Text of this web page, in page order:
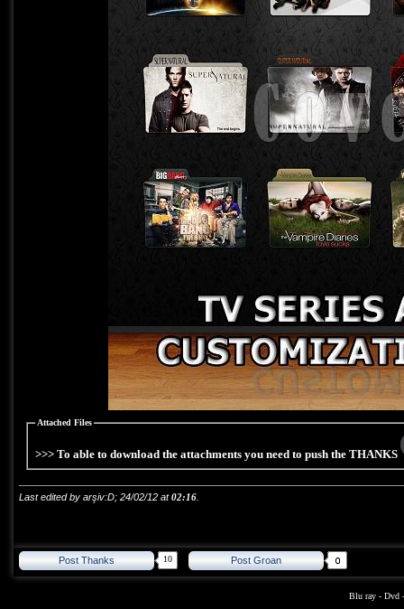
Attached Files
>>> To able to download the attachments you need to push the THANKS
Last edited by arşiv:D; 24/02/12 at02:16
Post Thanks 10 Post Groan
Blu ray - Dvd